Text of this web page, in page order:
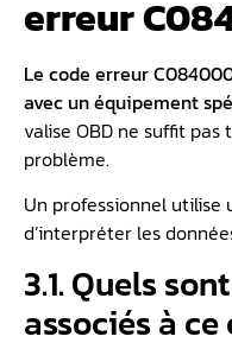
erreur
Le code erreur
avec un équipement
valise OBD ne suffit
problème.
Un professionnel utilise
d’interpréter les
3.1. Quels
associés à